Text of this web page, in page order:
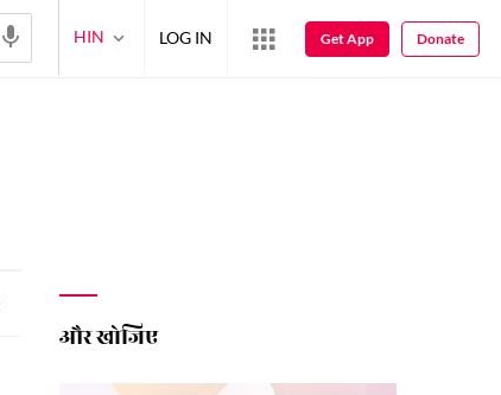
और खोजिए
HIN LOG IN Get App Donate